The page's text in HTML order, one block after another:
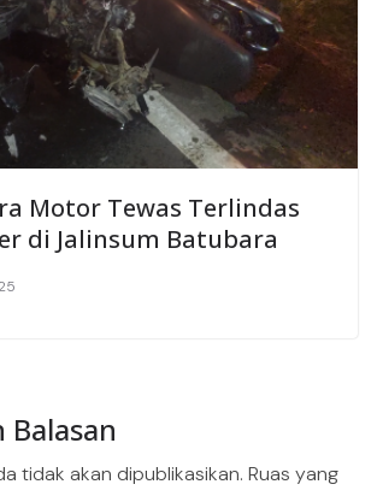
Motor Tewas Terlindas
di Jalinsum Batubara
tidak akan dipublikasikan. Ruas yang